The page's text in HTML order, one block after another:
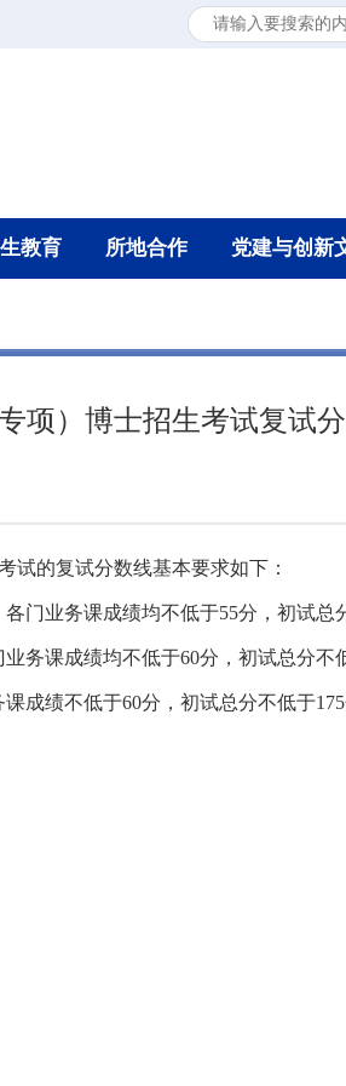
教育 所地合作 党建与创新
项）博士招生考试复试
试的复试分数线基本要求如下：
各门业务课成绩均不低于55分，初试总
业务课成绩均不低于60分，初试总分不
课成绩不低于60分，初试总分不低于175